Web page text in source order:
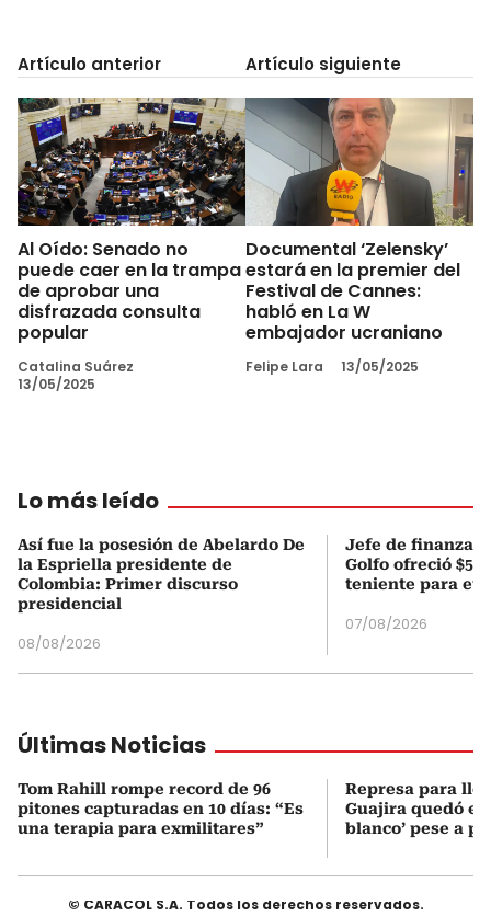
Artículo anterior
Al Oído: Senado no
puede caer en la trampa
de aprobar una
disfrazada consulta
popular
Catalina Suárez
13/05/2025
Artículo siguiente
Documental ‘Zelensky’
estará en la premier del
Festival de Cannes:
habló en La W
embajador ucraniano
Felipe Lara 13/05/2025
Lo más leído
Así fue la posesión de Abelardo De
la Espriella presidente de
Colombia: Primer discurso
presidencial
08/08/2026
Jefe de finanzas
Golfo ofreció
teniente para
07/08/2026
Últimas Noticias
Tom Rahill rompe record de 96
pitones capturadas en 10 días: “Es
una terapia para exmilitares”
Represa para
Guajira quedó en
blanco’ pese a
© CARACOL S.A. Todos los derechos reservados.